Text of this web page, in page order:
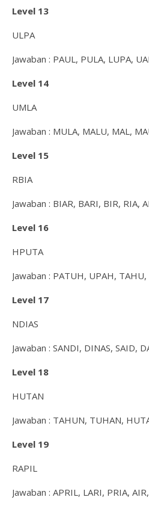
Level 13
ULPA
Jawaban : PAUL, PULA, LUPA,
Level 14
UMLA
Jawaban : MULA, MALU, MAL,
Level 15
RBIA
Jawaban : BIAR, BARI, BIR, RIA,
Level 16
HPUTA
Jawaban : PATUH, UPAH,
Level 17
NDIAS
Jawaban : SANDI, DINAS, SAID,
Level 18
HUTAN
Jawaban : TAHUN, TUHAN,
Level 19
RAPIL
Jawaban : APRIL, LARI, PRIA,